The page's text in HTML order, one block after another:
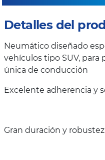
Detalles del
Neumático diseñado
vehículos tipo SUV, para
única de conducción
Excelente adherencia y
Gran duración y